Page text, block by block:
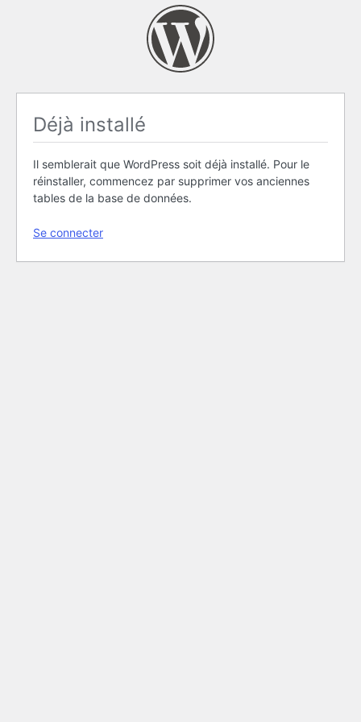
Déjà installé
Il semblerait que WordPress soit déjà installé. Pour le
réinstaller, commencez par supprimer vos anciennes
tables de la base de données.
Se connecter